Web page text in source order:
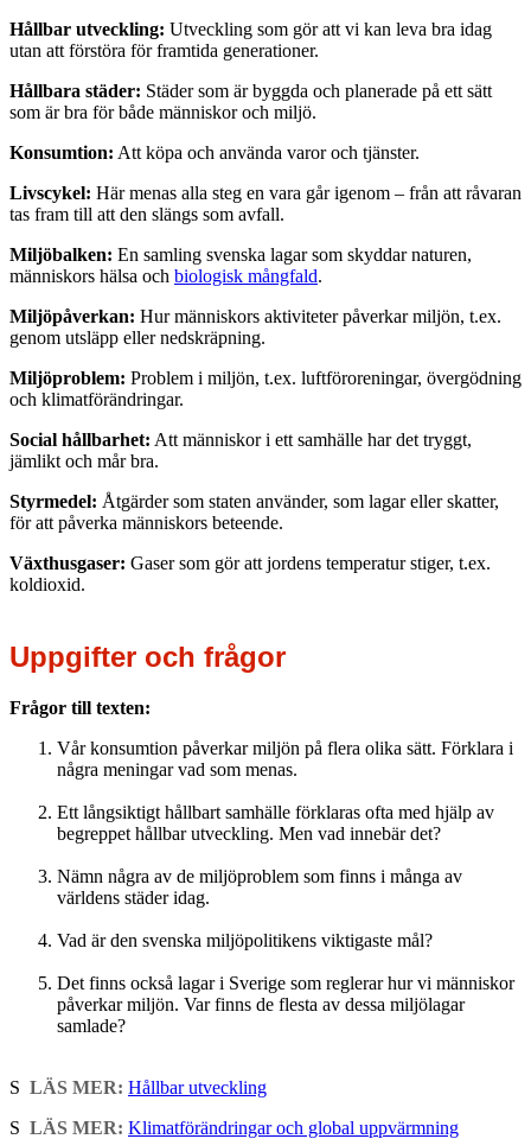
Hållbar utveckling: Utveckling som gör att vi kan leva bra idag
utan att förstöra för framtida generationer.
Hållbara städer: Städer som är byggda och planerade på ett sätt
som är bra för både människor och miljö.
Konsumtion: Att köpa och använda varor och tjänster.
Livscykel: Här menas alla steg en vara går igenom – från att råvaran
tas fram till att den slängs som avfall.
Miljöbalken: En samling svenska lagar som skyddar naturen,
människors hälsa och biologisk mångfald.
Miljöpåverkan: Hur människors aktiviteter påverkar miljön, t.ex.
genom utsläpp eller nedskräpning.
Miljöproblem: Problem i miljön, t.ex. luftföroreningar, övergödning
och klimatförändringar.
Social hållbarhet: Att människor i ett samhälle har det tryggt,
jämlikt och mår bra.
Styrmedel: Åtgärder som staten använder, som lagar eller skatter,
för att påverka människors beteende.
Växthusgaser: Gaser som gör att jordens temperatur stiger, t.ex.
koldioxid.
Uppgifter och frågor
Frågor till texten:
Vår konsumtion påverkar miljön på flera olika sätt. Förklara i
några meningar vad som menas.
Ett långsiktigt hållbart samhälle förklaras ofta med hjälp av
begreppet hållbar utveckling. Men vad innebär det?
Nämn några av de miljöproblem som finns i många av
världens städer idag.
Vad är den svenska miljöpolitikens viktigaste mål?
Det finns också lagar i Sverige som reglerar hur vi människor
påverkar miljön. Var finns de flesta av dessa miljölagar
samlade?
S LÄS MER: Hållbar utveckling
S LÄS MER: Klimatförändringar och global uppvärmning